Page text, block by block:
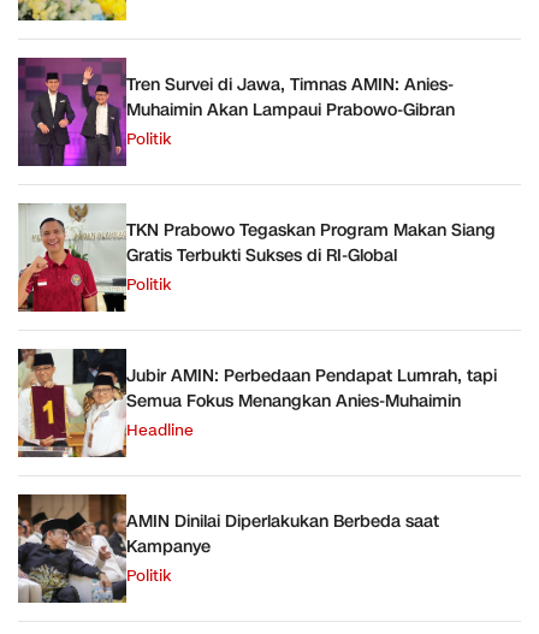
Tren Survei di Jawa, Timnas AMIN: Anies-
Muhaimin Akan Lampaui Prabowo-Gibran
Politik
TKN Prabowo Tegaskan Program Makan Siang
Gratis Terbukti Sukses di RI-Global
Politik
Jubir AMIN: Perbedaan Pendapat Lumrah, tapi
Semua Fokus Menangkan Anies-Muhaimin
Headline
AMIN Dinilai Diperlakukan Berbeda saat
Kampanye
Politik